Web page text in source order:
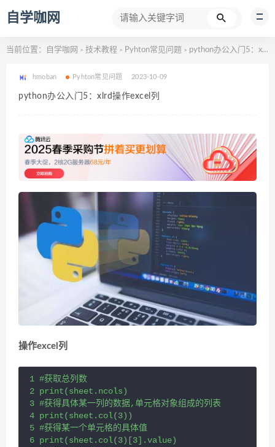
自学咖网
当前位置： 自学咖网 > 技术教程 > Pyhton常见问题 > python办公入门5：xlrd操作excel列
hmoban Pyhton常见问题 2023-10-09
python办公入门5：xlrd操作excel列
操作excel列
1 #获取总列数
2 print(sheet.ncols)
3 #获得具体某一列的数据,单元格对象组成的列表
4 print(sheet.col(3))
5 #获得某一个单元格的具体值
6 print(sheet.col(3)[3].value)